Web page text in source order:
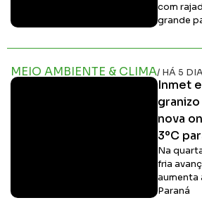
com
grande
MEIO AMBIENTE & CLIMA/ HÁ 5
Inmet
granizo
nova
3ºC
Na
fria
aumenta
Paraná